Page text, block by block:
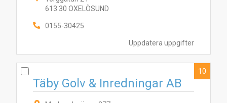
Uppdatera uppgifter
613 30 OXELÖSUND
0155-30425
Täby Golv & Inredningar AB
10